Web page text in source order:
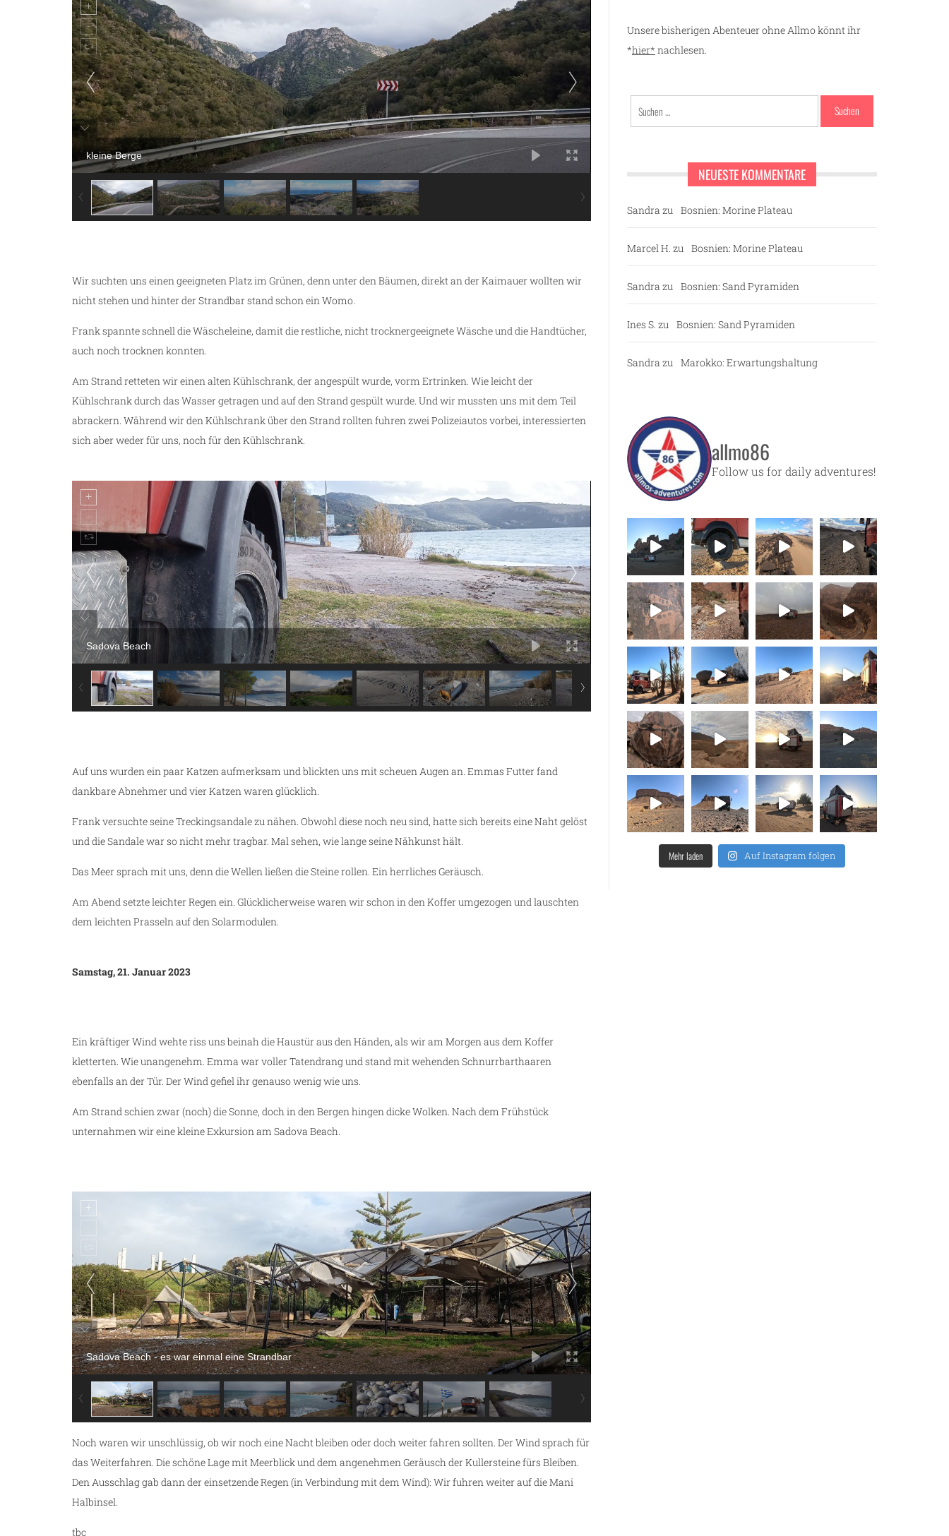
kleine Berge
Wir suchten uns einen geeigneten Platz im Grünen, denn unter den Bäumen, direkt an der Kaimauer wollten wir
nicht stehen und hinter der Strandbar stand schon ein Womo.
Frank spannte schnell die Wäscheleine, damit die restliche, nicht trocknergeeignete Wäsche und die Handtücher,
auch noch trocknen konnten.
Am Strand retteten wir einen alten Kühlschrank, der angespült wurde, vorm Ertrinken. Wie leicht der
Kühlschrank durch das Wasser getragen und auf den Strand gespült wurde. Und wir mussten uns mit dem Teil
abrackern. Während wir den Kühlschrank über den Strand rollten fuhren zwei Polizeiautos vorbei, interessierten
sich aber weder für uns, noch für den Kühlschrank.
Sadova Beach
Auf uns wurden ein paar Katzen aufmerksam und blickten uns mit scheuen Augen an. Emmas Futter fand
dankbare Abnehmer und vier Katzen waren glücklich.
Frank versuchte seine Treckingsandale zu nähen. Obwohl diese noch neu sind, hatte sich bereits eine Naht gelöst
und die Sandale war so nicht mehr tragbar. Mal sehen, wie lange seine Nähkunst hält.
Das Meer sprach mit uns, denn die Wellen ließen die Steine rollen. Ein herrliches Geräusch.
Am Abend setzte leichter Regen ein. Glücklicherweise waren wir schon in den Koffer umgezogen und lauschten
dem leichten Prasseln auf den Solarmodulen.
Samstag, 21. Januar 2023
Ein kräftiger Wind wehte riss uns beinah die Haustür aus den Händen, als wir am Morgen aus dem Koffer
kletterten. Wie unangenehm. Emma war voller Tatendrang und stand mit wehenden Schnurrbarthaaren
ebenfalls an der Tür. Der Wind gefiel ihr genauso wenig wie uns.
Am Strand schien zwar (noch) die Sonne, doch in den Bergen hingen dicke Wolken. Nach dem Frühstück
unternahmen wir eine kleine Exkursion am Sadova Beach.
Sadova Beach - es war einmal eine Strandbar
Noch waren wir unschlüssig, ob wir noch eine Nacht bleiben oder doch weiter fahren sollten. Der Wind sprach für
das Weiterfahren. Die schöne Lage mit Meerblick und dem angenehmen Geräusch der Kullersteine fürs Bleiben.
Den Ausschlag gab dann der einsetzende Regen (in Verbindung mit dem Wind): Wir fuhren weiter auf die Mani
Halbinsel.
tbc
Unsere bisherigen Abenteuer ohne Allmo könnt ihr
*hier* nachlesen.
Suchen
nach:
NEUESTE KOMMENTARE
Sandra zu Bosnien: Morine Plateau
Marcel H. zu Bosnien: Morine Plateau
Sandra zu Bosnien: Sand Pyramiden
Ines S. zu Bosnien: Sand Pyramiden
Sandra zu Marokko: Erwartungshaltung
allmo86
Follow us for daily adventures!
Mehr laden Auf Instagram folgen